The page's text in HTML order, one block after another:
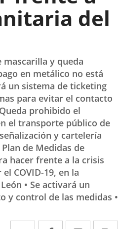
del
mascarilla y queda
en metálico no está
un sistema de ticketing
para evitar el contacto
prohibido el
el transporte público de
y cartelería
de Medidas de
hacer frente a la crisis
COVID-19, en la
• Se activará un
y control de las medidas •